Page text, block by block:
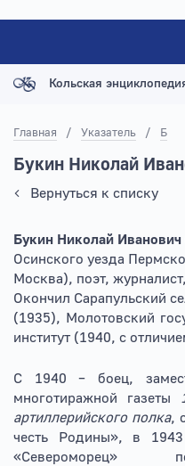
Кольская
Главная / Указатель / Б
Букин Николай
Вернуться к списку
Букин Николай Иванович
Осинского уезда
Москва), поэт,
Окончил Сарапульский
(1935), Молотовский
институт (1940, с
С 1940 – боец,
многотиражной газеты
артиллерийского полка,
честь Родины», в
«Североморец»